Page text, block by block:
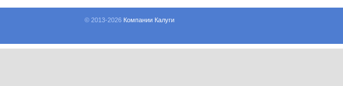
© 2013-2026 Компании Калуги